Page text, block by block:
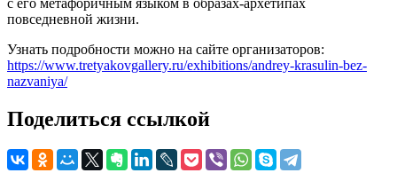
с его метафоричным языком в образах-архетипах
повседневной жизни.
Узнать подробности можно на сайте организаторов:
https://www.tretyakovgallery.ru/exhibitions/andrey-krasulin-bez-
nazvaniya/
Поделиться ссылкой